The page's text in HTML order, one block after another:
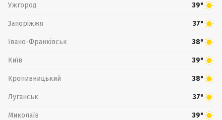
Ужгород 39°
Запоріжжя 37°
Івано-Франківськ 38°
Київ 39°
Кропивницький 38°
Луганськ 37°
Миколаїв 39°